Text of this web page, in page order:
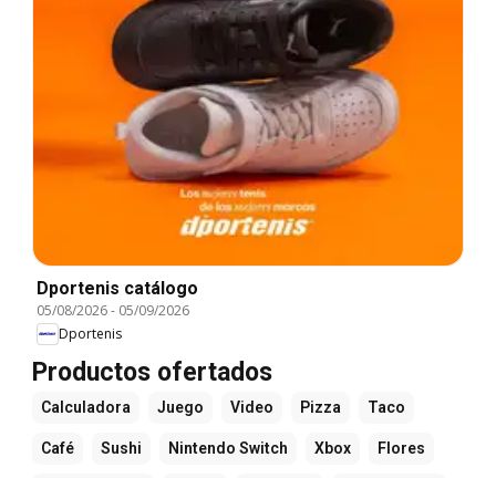
Dportenis catálogo
05/08/2026- 05/09/2026
Dportenis
Productos ofertados
Calculadora Juego Video Pizza Taco
Café Sushi Nintendo Switch Xbox Flores